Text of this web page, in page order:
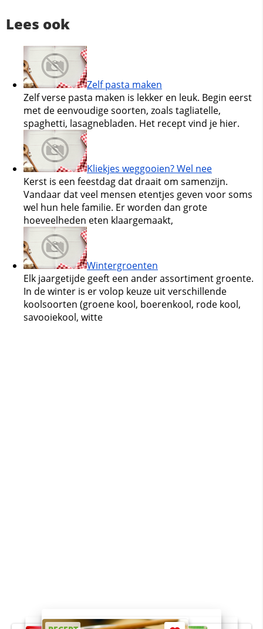
Lees ook
Zelf pasta maken
Zelf verse pasta maken is lekker en leuk. Begin eerst
met de eenvoudige soorten, zoals tagliatelle,
spaghetti, lasagnebladen. Het recept vind je hier.
Kliekjes weggooien? Wel nee
Kerst is een feestdag dat draait om samenzijn.
Vandaar dat veel mensen etentjes geven voor soms
wel hun hele familie. Er worden dan grote
hoeveelheden eten klaargemaakt,
Wintergroenten
Elk jaargetijde geeft een ander assortiment groente.
In de winter is er volop keuze uit verschillende
koolsoorten (groene kool, boerenkool, rode kool,
savooiekool, witte